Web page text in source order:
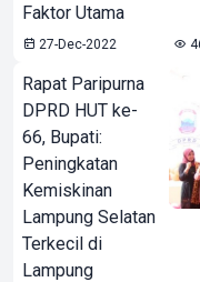
Faktor Utama
27-Dec-2022
Rapat Paripurna
DPRD HUT ke-
66, Bupati:
Peningkatan
Kemiskinan
Lampung Selatan
Terkecil di
Lampung